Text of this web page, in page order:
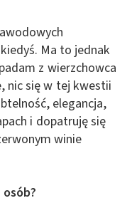
Ma to jednak
z wierzchowca
nic się w tej kwestii
elegancja,
i dopatruję się
winie